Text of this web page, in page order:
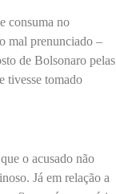
consuma no
mal prenunciado –
de Bolsonaro pelas
tivesse tomado
o acusado não
Já em relação a